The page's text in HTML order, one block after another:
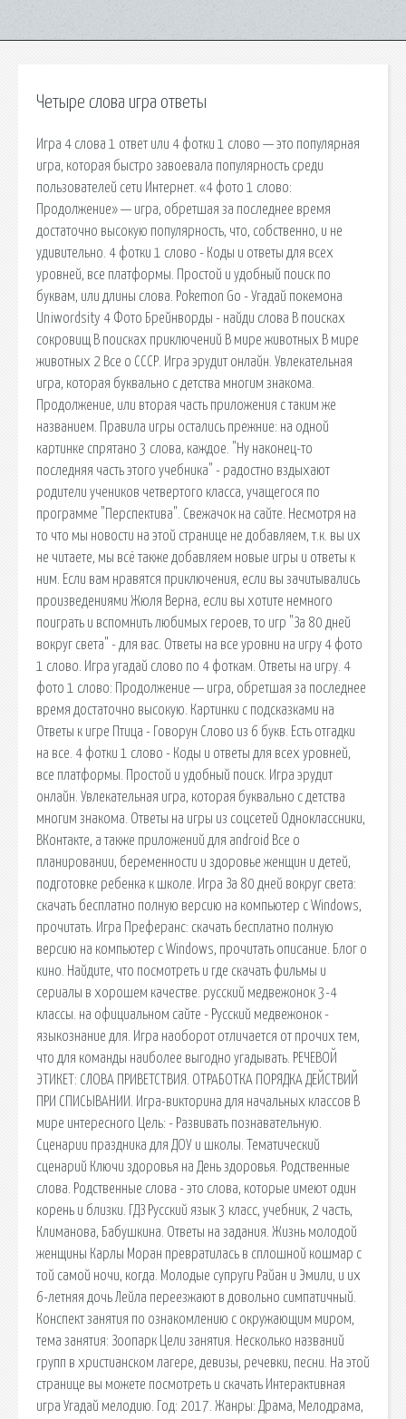
Четыре слова игра ответы
Игра 4 слова 1 ответ или 4 фотки 1 слово — это популярная
игра, которая быстро завоевала популярность среди
пользователей сети Интернет. «4 фото 1 слово:
Продолжение» — игра, обретшая за последнее время
достаточно высокую популярность, что, собственно, и не
удивительно. 4 фотки 1 слово - Коды и ответы для всех
уровней, все платформы. Простой и удобный поиск по
буквам, или длины слова. Pokemon Go - Угадай покемона
Uniwordsity 4 Фото Брейнворды - найди слова В поисках
сокровищ В поисках приключений В мире животных В мире
животных 2 Все о СССР. Игра эрудит онлайн. Увлекательная
игра, которая буквально с детства многим знакома.
Продолжение, или вторая часть приложения с таким же
названием. Правила игры остались прежние: на одной
картинке спрятано 3 слова, каждое. "Ну наконец-то
последняя часть этого учебника" - радостно вздыхают
родители учеников четвертого класса, учащегося по
программе "Перспектива". Свежачок на сайте. Несмотря на
то что мы новости на этой странице не добавляем, т.к. вы их
не читаете, мы всё также добавляем новые игры и ответы к
ним. Если вам нравятся приключения, если вы зачитывались
произведениями Жюля Верна, если вы хотите немного
поиграть и вспомнить любимых героев, то игр "За 80 дней
вокруг света" - для вас. Ответы на все уровни на игру 4 фото
1 слово. Игра угадай слово по 4 фоткам. Ответы на игру. 4
фото 1 слово: Продолжение — игра, обретшая за последнее
время достаточно высокую. Картинки с подсказками на
Ответы к игре Птица - Говорун Слово из 6 букв. Есть отгадки
на все. 4 фотки 1 слово - Коды и ответы для всех уровней,
все платформы. Простой и удобный поиск. Игра эрудит
онлайн. Увлекательная игра, которая буквально с детства
многим знакома. Ответы на игры из соцсетей Одноклассники,
ВКонтакте, а также приложений для android Все о
планировании, беременности и здоровье женщин и детей,
подготовке ребенка к школе. Игра За 80 дней вокруг света:
скачать бесплатно полную версию на компьютер с Windows,
прочитать. Игра Преферанс: скачать бесплатно полную
версию на компьютер с Windows, прочитать описание. Блог о
кино. Найдите, что посмотреть и где скачать фильмы и
сериалы в хорошем качестве. русский медвежонок 3-4
классы. на официальном сайте - Русский медвежонок -
языкознание для. Игра наоборот отличается от прочих тем,
что для команды наиболее выгодно угадывать. РЕЧЕВОЙ
ЭТИКЕТ: СЛОВА ПРИВЕТСТВИЯ. ОТРАБОТКА ПОРЯДКА ДЕЙСТВИЙ
ПРИ СПИСЫВАНИИ. Игра-викторина для начальных классов В
мире интересного Цель: - Развивать познавательную.
Сценарии праздника для ДОУ и школы. Тематический
сценарий Ключи здоровья на День здоровья. Родственные
слова. Родственные слова - это слова, которые имеют один
корень и близки. ГДЗ Русский язык 3 класс, учебник, 2 часть,
Климанова, Бабушкина. Ответы на задания. Жизнь молодой
женщины Карлы Моран превратилась в сплошной кошмар с
той самой ночи, когда. Молодые супруги Райан и Эмили, и их
6-летняя дочь Лейла переезжают в довольно симпатичный.
Конспект занятия по ознакомлению с окружающим миром,
тема занятия: Зоопарк Цели занятия. Несколько названий
групп в христианском лагере, девизы, речевки, песни. На этой
странице вы можете посмотреть и скачать Интерактивная
игра Угадай мелодию. Год: 2017. Жанры: Драма, Мелодрама,